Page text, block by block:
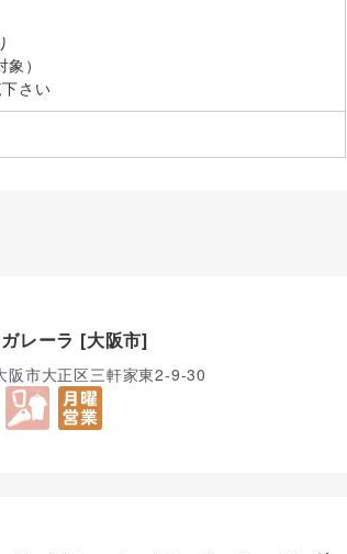
）
さい
レーラ [大阪市]
市大正区三軒家東2-9-30